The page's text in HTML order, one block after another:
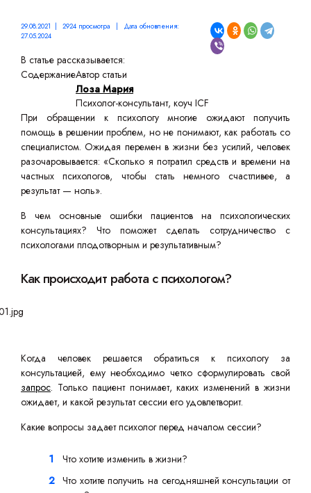
29.08.2021 | 2924 просмотра | Дата обновления:
27.05.2024
В статье рассказывается:
СодержаниеАвтор статьи
Лоза Мария
Психолог-консультант, коуч ICF
При обращении к психологу многие ожидают получить
помощь в решении проблем, но не понимают, как работать со
специалистом. Ожидая перемен в жизни без усилий, человек
разочаровывается: «Сколько я потратил средств и времени на
частных психологов, чтобы стать немного счастливее, а
результат — ноль».
В чем основные ошибки пациентов на психологических
консультациях? Что поможет сделать сотрудничество с
психологами плодотворным и результативным?
Как происходит работа с психологом?
Когда человек решается обратиться к психологу за
консультацией, ему необходимо четко сформулировать свой
запрос. Только пациент понимает, каких изменений в жизни
ожидает, и какой результат сессии его удовлетворит.
Какие вопросы задает психолог перед началом сессии?
Что хотите изменить в жизни?
Что хотите получить на сегодняшней консультации от